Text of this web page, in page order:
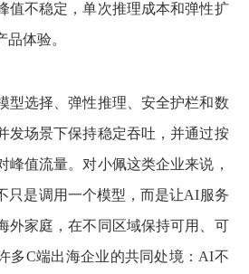
值不稳定，单次推理成本和弹性扩
体验。
型选择、弹性推理、安全护栏和数
发场景下保持稳定吞吐，并通过按
峰值流量。对小佩这类企业来说，
只是调用一个模型，而是让AI服务
外家庭，在不同区域保持可用、可
多C端出海企业的共同处境：AI不